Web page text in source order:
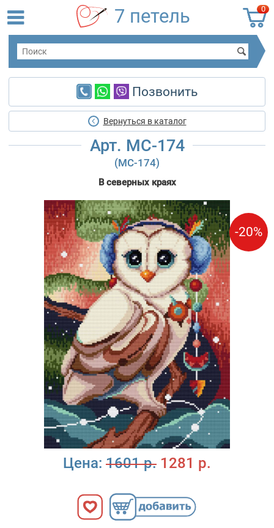
0
7 петель
Позвонить
Вернуться в каталог
Арт. MC-174
(МС-174)
В северных краях
-20%
Цена: 1601 р. 1281 р.